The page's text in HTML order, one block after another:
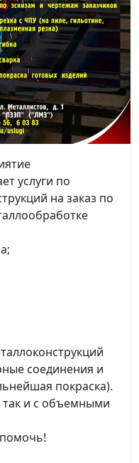
услуги по
на заказ по
соединения и
покраска).
и с объемными